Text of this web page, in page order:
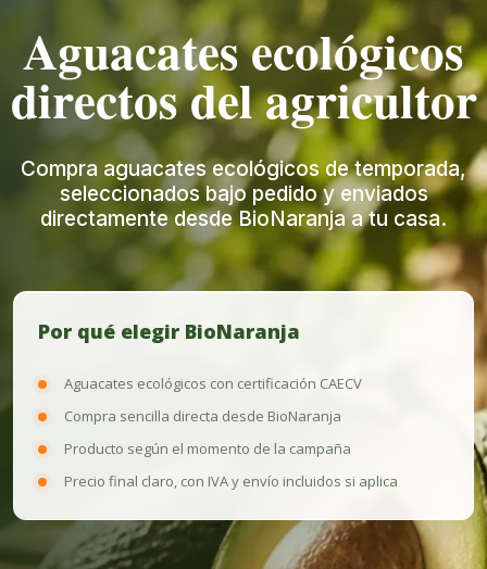
Aguacates ecológicos
directos del agricultor
Compra aguacates ecológicos de temporada,
seleccionados bajo pedido y enviados
directamente desde BioNaranja a tu casa.
Por qué elegir BioNaranja
Aguacates ecológicos con certificación CAECV
Compra sencilla directa desde BioNaranja
Producto según el momento de la campaña
Precio final claro, con IVA y envío incluidos si aplica